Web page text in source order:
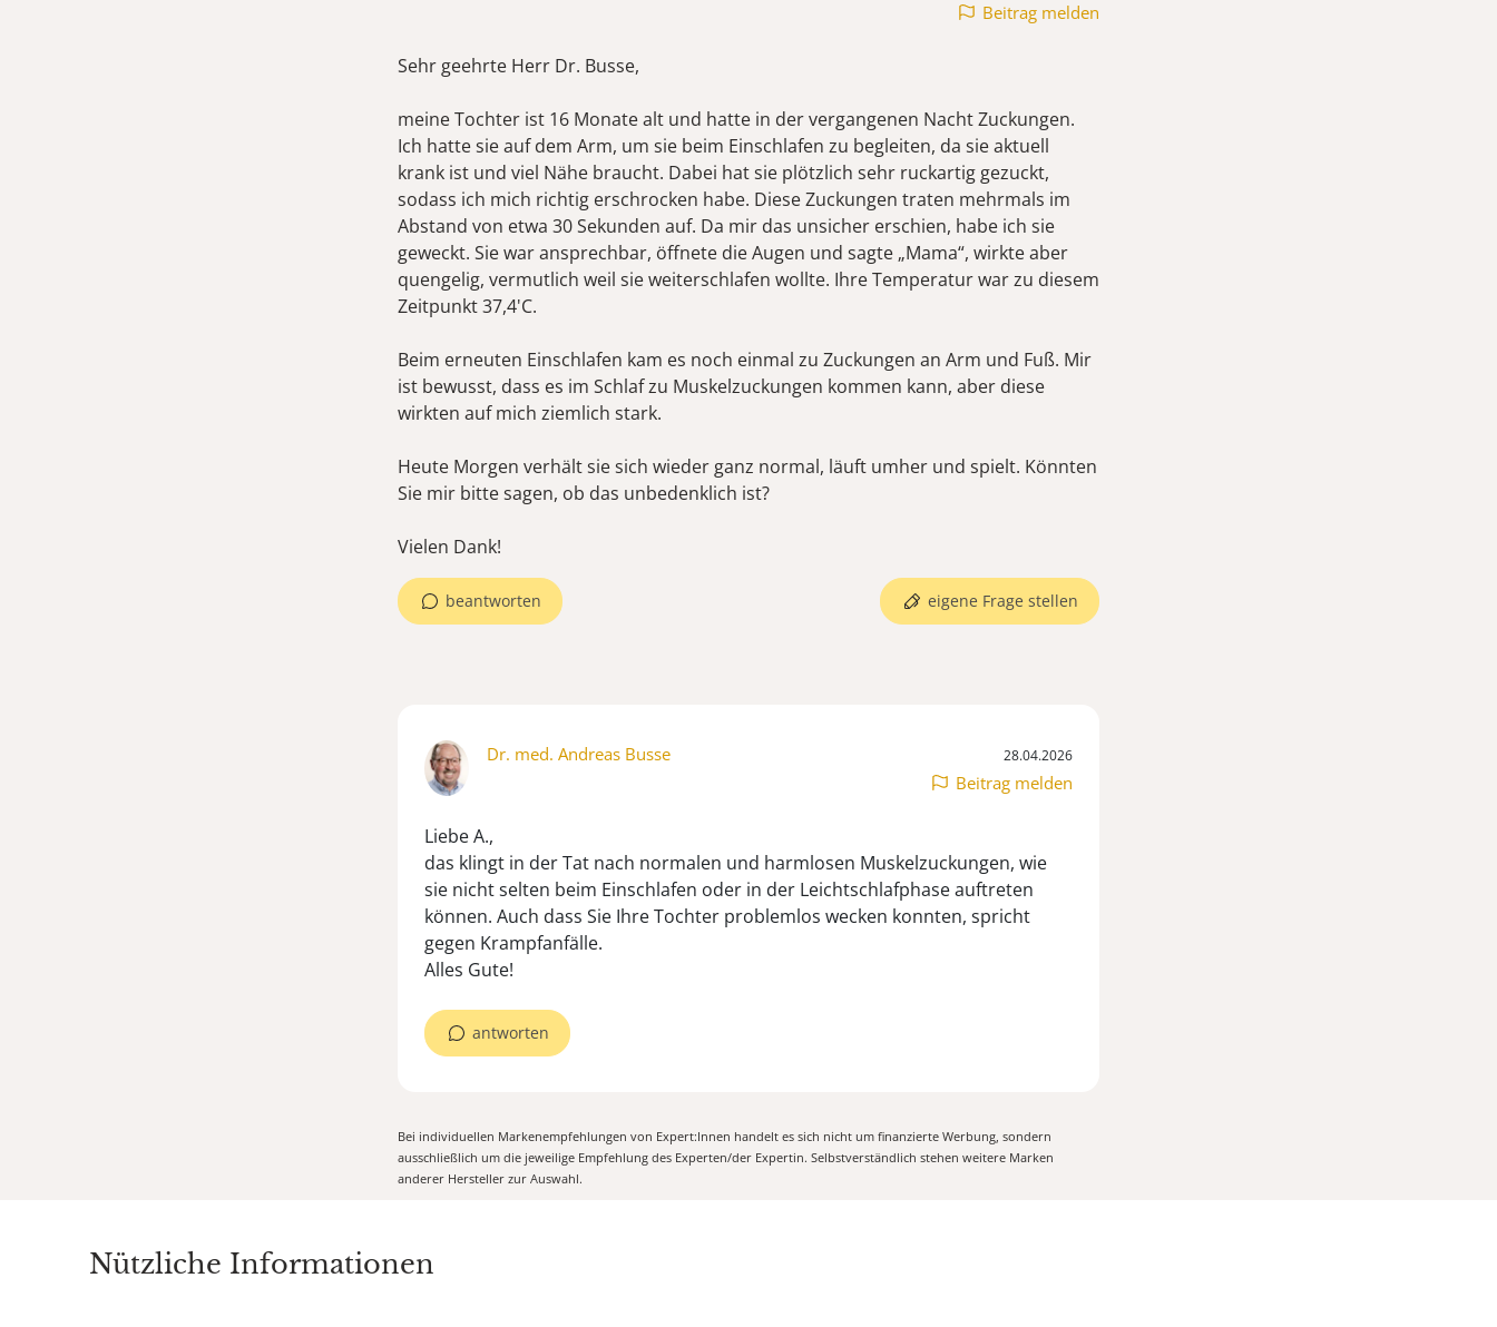
Beitrag melden
Sehr geehrte Herr Dr. Busse,
meine Tochter ist 16 Monate alt und hatte in der vergangenen Nacht Zuckungen.
Ich hatte sie auf dem Arm, um sie beim Einschlafen zu begleiten, da sie aktuell
krank ist und viel Nähe braucht. Dabei hat sie plötzlich sehr ruckartig gezuckt,
sodass ich mich richtig erschrocken habe. Diese Zuckungen traten mehrmals im
Abstand von etwa 30 Sekunden auf. Da mir das unsicher erschien, habe ich sie
geweckt. Sie war ansprechbar, öffnete die Augen und sagte „Mama“, wirkte aber
quengelig, vermutlich weil sie weiterschlafen wollte. Ihre Temperatur war zu diesem
Zeitpunkt 37,4'C.
Beim erneuten Einschlafen kam es noch einmal zu Zuckungen an Arm und Fuß. Mir
ist bewusst, dass es im Schlaf zu Muskelzuckungen kommen kann, aber diese
wirkten auf mich ziemlich stark.
Heute Morgen verhält sie sich wieder ganz normal, läuft umher und spielt. Könnten
Sie mir bitte sagen, ob das unbedenklich ist?
Vielen Dank!
beantworten eigene Frage stellen
Dr. med. Andreas Busse 28.04.2026
Beitrag melden
Liebe A.,
das klingt in der Tat nach normalen und harmlosen Muskelzuckungen, wie
sie nicht selten beim Einschlafen oder in der Leichtschlafphase auftreten
können. Auch dass Sie Ihre Tochter problemlos wecken konnten, spricht
gegen Krampfanfälle.
Alles Gute!
antworten
Bei individuellen Markenempfehlungen von Expert:Innen handelt es sich nicht um finanzierte Werbung, sondern
ausschließlich um die jeweilige Empfehlung des Experten/der Expertin. Selbstverständlich stehen weitere Marken
anderer Hersteller zur Auswahl.
Nützliche Informationen